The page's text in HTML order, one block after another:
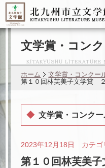
ゆか
文学賞・コン
ホーム 文学賞・コンクー
第１０回林芙美子文学賞
2023年12月18日 カテゴ
第１０回林芙美
文学賞・コンク